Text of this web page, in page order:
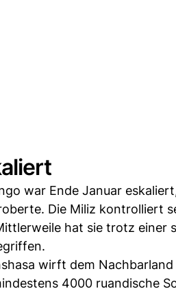
war Ende Januar
Die Miliz kontrolliert
hat sie trotz einer
wirft dem
4000 ruandische